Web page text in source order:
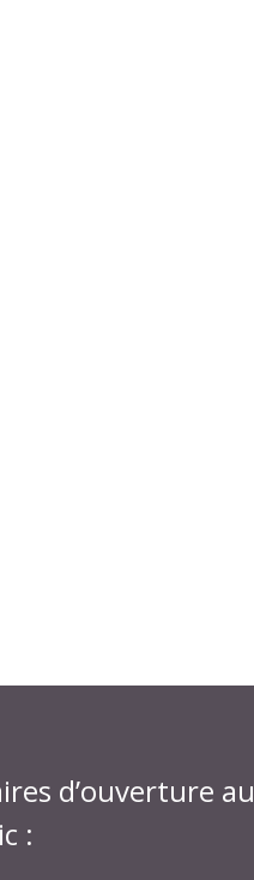
d’ouverture au
: